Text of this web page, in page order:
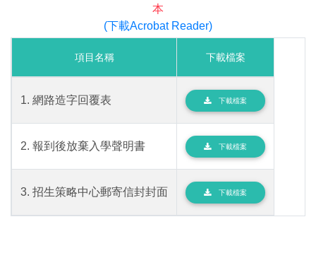
本
(下載Acrobat Reader)
項目名稱 下載檔案
1. 網路造字回覆表 下載檔案
2. 報到後放棄入學聲明書 下載檔案
3. 招生策略中心郵寄信封封面 下載檔案